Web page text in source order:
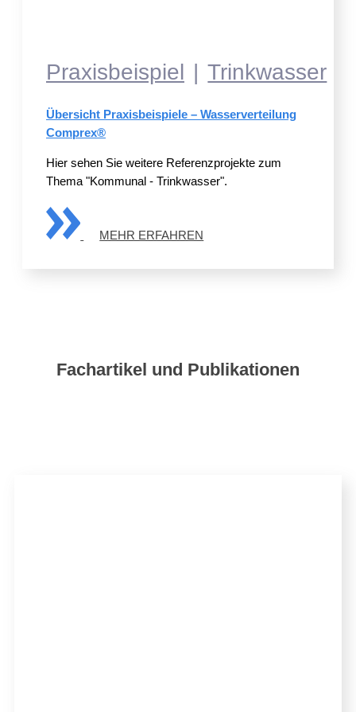
Praxisbeispiel Trinkwasser
Übersicht Praxisbeispiele – Wasserverteilung
Comprex®
Hier sehen Sie weitere Referenzprojekte zum
Thema "Kommunal - Trinkwasser".
MEHR ERFAHREN
Fachartikel und Publikationen